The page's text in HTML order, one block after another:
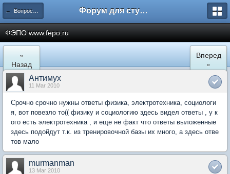
← Вопросы и ответы Форум для студента СГА
ФЭПО www.fepo.ru
«
Назад
Вперед
»
Антимух
11 Mar 2010
Срочно срочно нужны ответы физика, электротехника, социологи
я, вот повезло то(( физику и социологию здесь видел ответы , у к
ого есть электротехника , и еще не факт что ответы выложенные
здесь подойдут т.к. из тренировочной базы их много, а здесь отве
тов мало
murmanman
13 Mar 2010